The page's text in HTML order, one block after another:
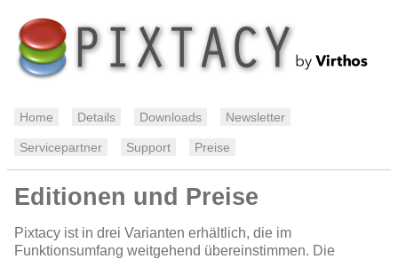
Home Details Downloads Newsletter
Servicepartner Support Preise
Editionen und Preise
Pixtacy ist in drei Varianten erhältlich, die im
Funktionsumfang weitgehend übereinstimmen. Die